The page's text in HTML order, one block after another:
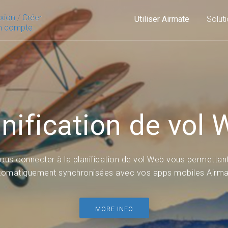
/ Créer
compte
Utiliser Airmate
et suivi de
est une solution intégrée destinée à vous aider lors de la
entier.
Airmate est disponible sur iOS,